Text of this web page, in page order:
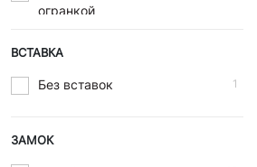
огранкой
Нонна с алмазной
ВСТАВКА
Без вставок 1
ЗАМОК